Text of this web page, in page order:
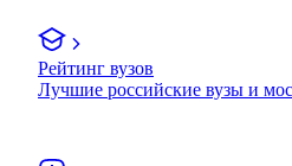
Рейтинг вузов
Лучшие российские вузы и